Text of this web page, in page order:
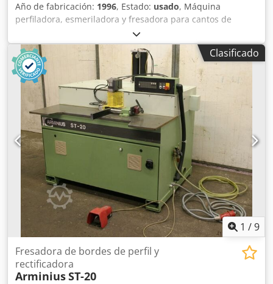
Año de fabricación: 1996, Estado: usado, Máquina
perfiladora, esmeriladora y fresadora para cantos de
perfiles, máquina esmeriladora de cantos, esmeriladora de
cantos, máquina esmeriladora. -Con: dispositivo de copia -
Equipamiento: 1 cabezal de esmerilado -Potencia: 1,1 kW -
Velocidad: 500-1500 rpm -Dimensiones: 1200/1420/H1520
mm -Peso: 656 kg Máquina compacta de fresado y
esmerilado lineal para cualquier tipo de perfil en cantos
de listones y placas. Tiempos de cambio extremadamente
cortos para convertirla en una máquina esmeriladora
estacionaria. Mecanizado de esquinas en piezas de MDF y
madera maciza con diferentes radios (R = 1 a R = 30 mm) y
ángulos de esquina. Ajuste manual de los ángulos de
esquina de 25 a 170 grados. El proceso de esmerilado
durante el mecanizado de las esquinas se realiza en una
sola operación (aproximadamente 10 segundos). Credpfxjd
Dzlio Agqef
Clasificado
1 /9
Fresadora de bordes de perfil y
rectificadora
ArminiusST-20